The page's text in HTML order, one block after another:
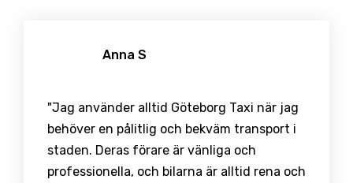
Anna S
"Jag använder alltid Göteborg Taxi när jag
behöver en pålitlig och bekväm transport i
staden. Deras förare är vänliga och
professionella, och bilarna är alltid rena och